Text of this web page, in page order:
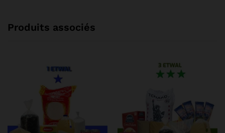
Produits associés